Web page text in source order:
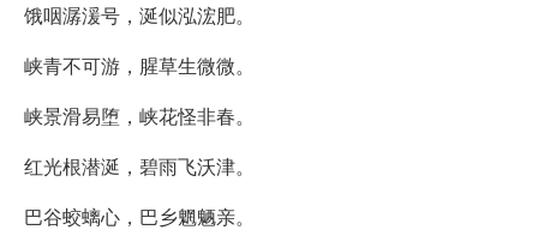
饿咽潺湲号，涎似泓浤肥。
峡青不可游，腥草生微微。
峡景滑易堕，峡花怪非春。
红光根潜涎，碧雨飞沃津。
巴谷蛟螭心，巴乡魍魉亲。